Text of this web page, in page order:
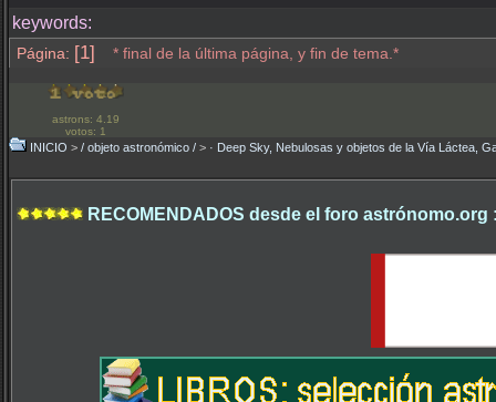
keywords:
Página: [1] * final de la última página, y fin de tema.*
astrons: 4.19
votos: 1
INICIO > / objeto astronómico / > · Deep Sky, Nebulosas y objetos de la Vía Láctea,
RECOMENDADOS desde el foro astrónomo.org